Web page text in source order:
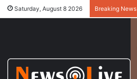
Saturday, August 8 2026 Breaking News